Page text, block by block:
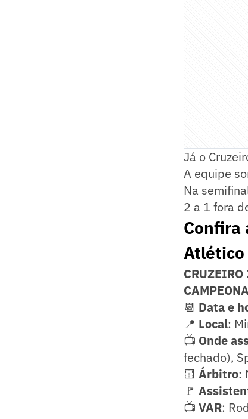
Já o
A equipe
Na
2 a 1 fora
Confira
Atlético
📆 Data e
📍 Local:
📺 Onde
fechado),
🟨 Árbitro:
🚩
📺 VAR: